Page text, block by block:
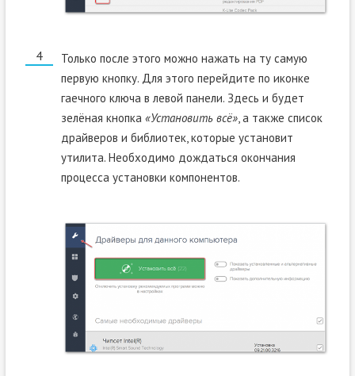
Только после этого можно нажать на ту самую
первую кнопку. Для этого перейдите по иконке
гаечного ключа в левой панели. Здесь и будет
зелёная кнопка «Установить всё», а также список
драйверов и библиотек, которые установит
утилита. Необходимо дождаться окончания
процесса установки компонентов.